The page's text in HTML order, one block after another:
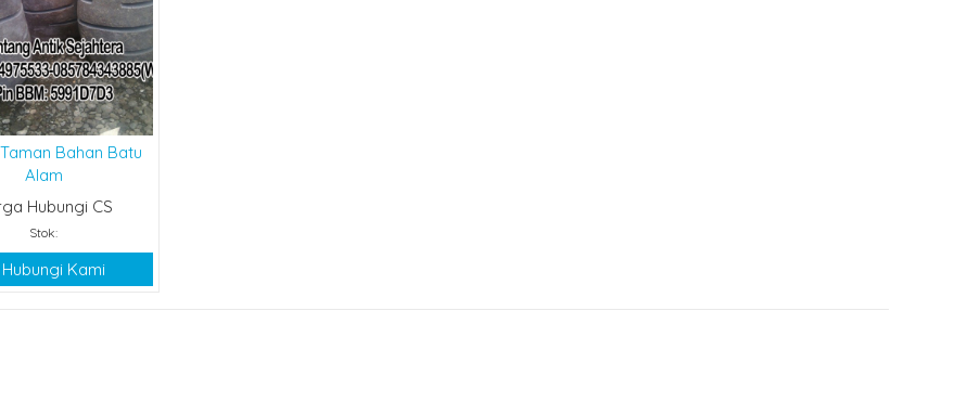
Bahan Batu
Alam
Hubungi CS
Stok:
Hubungi Kami